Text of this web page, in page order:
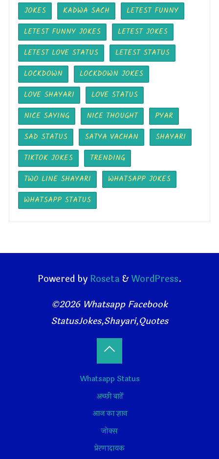
JOKES
KADWA SACH
LETEST FUNNY
LETEST FUNNY JOKES
LETEST JOKES
LETEST LOVE STATUS
LETEST STATUS
LOCKDOWN
LOCKDOWN JOKES
LOVE SHAYARI
LOVE STATUS
NICE SAYING
NICE THOUGHT
PYAR
SAD STATUS
SATYA VACHAN
SHAYARI
TIKTOK JOKES
TRENDING
TWO LINE SHAYARI
WHATSAPP JOKES
WHATSAPP STATUS
Powered byRoseta & WordPress.
©2026 Whatsapp Facebook
StatusJokes,Shayari,Quotes
Whatsapp Status
अच्छी बातें
आज का ज्ञान
जोक्स
प्रेरणादायक
Back
to
Top